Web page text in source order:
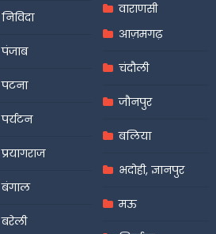
निविदा
पंजाब
पटना
पर्यटन
प्रयागराज
बंगाल
बरेली
वाराणसी
आज़मगढ़
चंदौली
जौनपुर
बलिया
भदोही, ज्ञानपुर
मऊ